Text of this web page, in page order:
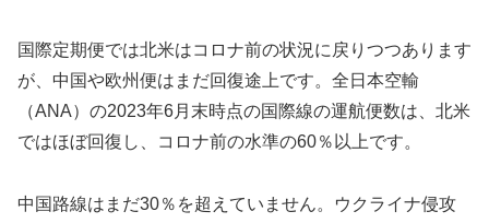
国際定期便では北米はコロナ前の状況に戻りつつあります
が、中国や欧州便はまだ回復途上です。全日本空輸
（ANA）の2023年6月末時点の国際線の運航便数は、北米
ではほぼ回復し、コロナ前の水準の60％以上です。
中国路線はまだ30％を超えていません。ウクライナ侵攻